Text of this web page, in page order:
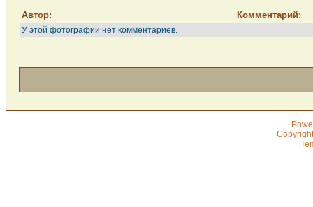
Автор: Комментарий:
У этой фотографии нет комментариев.